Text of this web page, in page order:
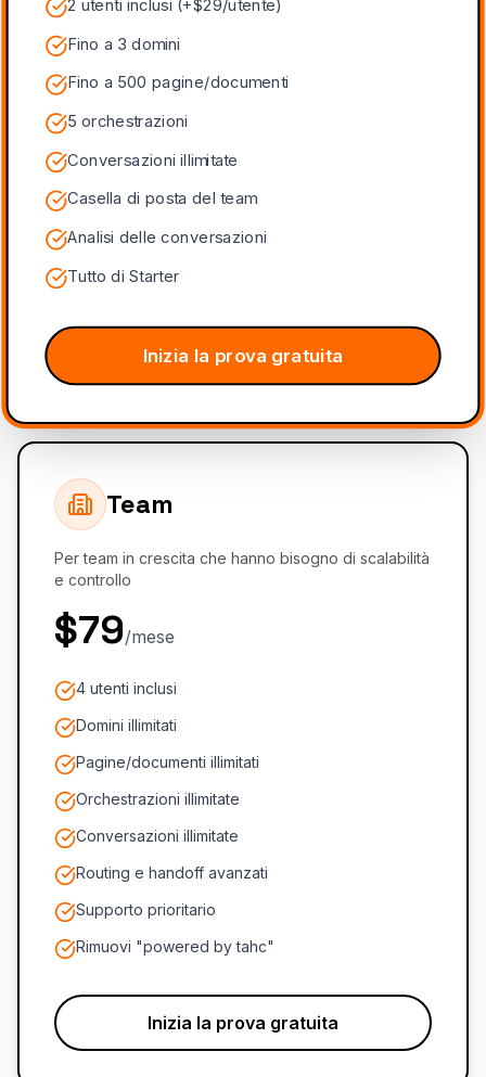
2 utenti inclusi (+$29/utente)
Fino a 3 domini
Fino a 500 pagine/documenti
5 orchestrazioni
Conversazioni illimitate
Casella di posta del team
Analisi delle conversazioni
Tutto di Starter
Inizia la prova gratuita
Team
Per team in crescita che hanno bisogno di scalabilità
e controllo
$79/mese
4 utenti inclusi
Domini illimitati
Pagine/documenti illimitati
Orchestrazioni illimitate
Conversazioni illimitate
Routing e handoff avanzati
Supporto prioritario
Rimuovi "powered by tahc"
Inizia la prova gratuita